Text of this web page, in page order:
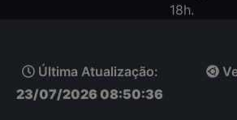
18h.
Última Atualização:
23/07/2026 08:50:36